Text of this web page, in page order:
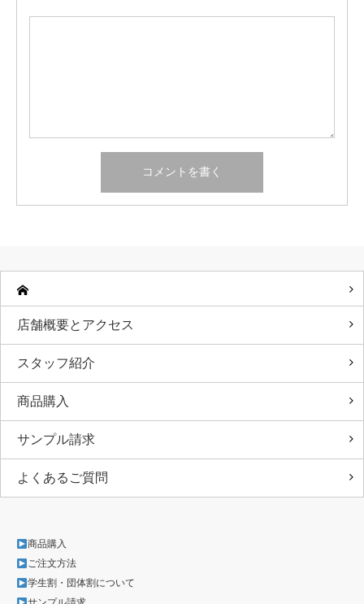
店舗概要とアクセス
スタッフ紹介
商品購入
サンプル請求
よくあるご質問
商品購入
ご注文方法
学生割・団体割について